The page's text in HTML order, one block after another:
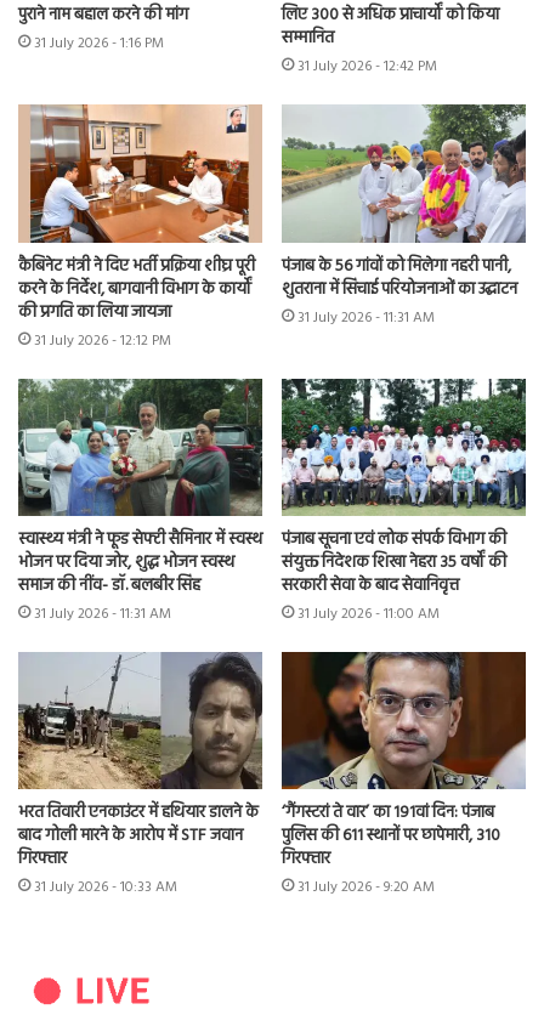
पुराने नाम बहाल करने की मांग
31 July 2026 - 1:16 PM
लिए 300 से अधिक प्राचार्यों को किया
सम्मानित
31 July 2026 - 12:42 PM
कैबिनेट मंत्री ने दिए भर्ती प्रक्रिया शीघ्र पूरी
करने के निर्देश, बागवानी विभाग के कार्यों
की प्रगति का लिया जायजा
31 July 2026 - 12:12 PM
पंजाब के 56 गांवों को मिलेगा नहरी पानी,
शुतराना में सिंचाई परियोजनाओं का उद्घाटन
31 July 2026 - 11:31 AM
स्वास्थ्य मंत्री ने फूड सेफ्टी सैमिनार में स्वस्थ
भोजन पर दिया जोर, शुद्ध भोजन स्वस्थ
समाज की नींव- डॉ. बलबीर सिंह
31 July 2026 - 11:31 AM
पंजाब सूचना एवं लोक संपर्क विभाग की
संयुक्त निदेशक शिखा नेहरा 35 वर्षों की
सरकारी सेवा के बाद सेवानिवृत्त
31 July 2026 - 11:00 AM
भरत तिवारी एनकाउंटर में हथियार डालने के
बाद गोली मारने के आरोप में STF जवान
गिरफ्तार
31 July 2026 - 10:33 AM
‘गैंगस्टरां ते वार’ का 191वां दिन: पंजाब
पुलिस की 611 स्थानों पर छापेमारी, 310
गिरफ्तार
31 July 2026 - 9:20 AM